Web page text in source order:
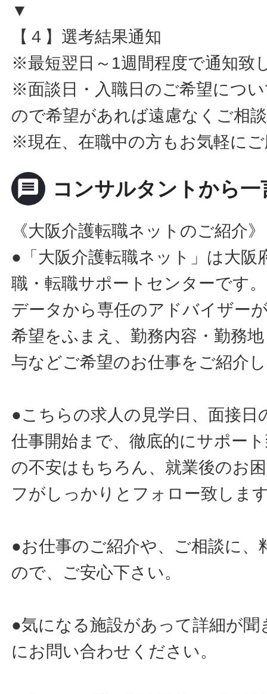
▼
【４】選考結果通知
※最短翌日～1週間程度で通知致
※面談日・入職日のご希望につ
ので希望があれば遠慮なくご相
※現在、在職中の方もお気軽に
message コンサルタントから一
《大阪介護転職ネットのご紹介》
●「大阪介護転職ネット」は大阪
職・転職サポートセンターです
データから専任のアドバイザー
希望をふまえ、勤務内容・勤務
与などご希望のお仕事をご紹介
●こちらの求人の見学日、面接日
仕事開始まで、徹底的にサポー
の不安はもちろん、就業後のお
フがしっかりとフォロー致しま
●お仕事のご紹介や、ご相談に
ので、ご安心下さい。
●気になる施設があって詳細が
にお問い合わせください。